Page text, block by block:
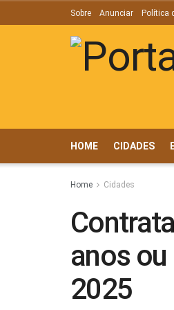
Sobre Anunciar Política
HOME CIDADES
Home Cidades
anos
2025